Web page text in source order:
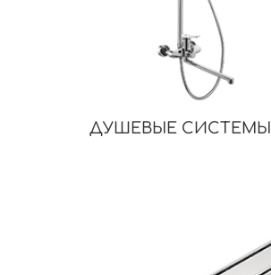
ДУШЕВЫЕ СИСТЕМЫ